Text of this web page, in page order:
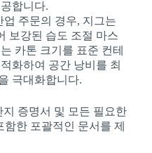
합니다.
업 주문의 경우, 지그는
보강된 습도 조절 마스
카톤 크기를 표준 컨테
화하여 공간 낭비를 최
극대화합니다.
증명서 및 모든 필요한
한 포괄적인 문서를 제